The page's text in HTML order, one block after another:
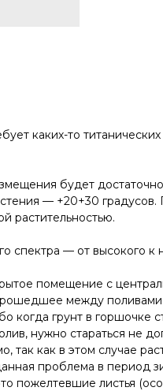
каких-то
будет
— +20+30
растительностью.
спектра — от высокого
помещение с
между
грунт в горшочке
нужно стараться не
так как в этом случае
проблема в период
пожелтевшие листья